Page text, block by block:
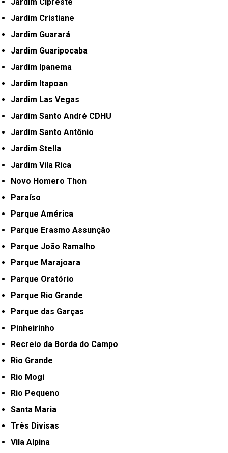
Jardim Cristiane
Jardim Guarará
Jardim Guaripocaba
Jardim Ipanema
Jardim Itapoan
Jardim Las Vegas
Jardim Santo André CDHU
Jardim Santo Antônio
Jardim Stella
Jardim Vila Rica
Novo Homero Thon
Paraíso
Parque América
Parque Erasmo Assunção
Parque João Ramalho
Parque Marajoara
Parque Oratório
Parque Rio Grande
Parque das Garças
Pinheirinho
Recreio da Borda do Campo
Rio Grande
Rio Mogi
Rio Pequeno
Santa Maria
Três Divisas
Vila Alpina